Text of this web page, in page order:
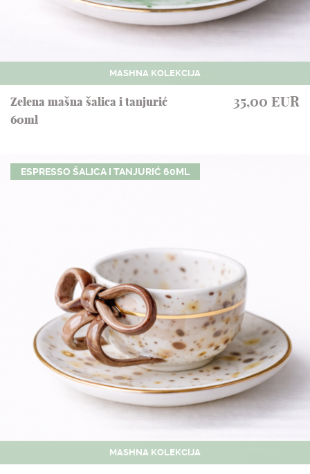
SHOP
MASHNA KOLEKCIJA
Zelena mašna šalica i tanjurić
60ml
35,00 EUR
ESPRESSO ŠALICA I TANJURIĆ 60ML
MASHNA KOLEKCIJA